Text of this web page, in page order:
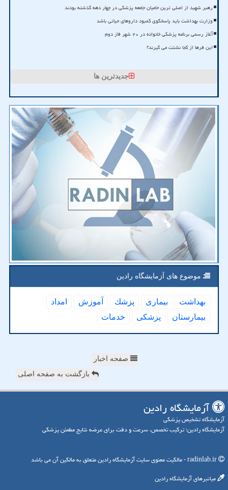
رهبر شهید از اصلی ترین حامیان جامعه پزشکی در چهار دهه گذشته بودند
وزارت بهداشت باید پاسخگوی کمبود داروهای حیاتی باشد
آغاز رسمی برنامه پزشکی خانواده در ۲۰ شهر فاز دوم
این فرها از کجا نشئت می گیرند؟
جدیدترین ها
موضوع های آزمایشگاه رادین
بهداشت بیماری پزشك آموزش
امداد
بیمارستان
پزشكی خدمات
صفحه اخبار
بازگشت به صفحه اصلی
آزمایشگاه رادین
آزمایشگاه تشخیص پزشکی
آزمایشگاه رادین؛ ترکیب تخصص، سرعت و دقت برای عرضه نتایج مطمئن پزشکی
میانبرهای آزمایشگاه رادین